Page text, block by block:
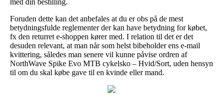
Foruden dette kan det anbefales at du er obs på de mest
betydningsfulde reglementer der kan have betydning for købet,
fx den returret e-shoppen kører med. I relation til det er det
desuden relevant, at man når som helst bibeholder ens e-mail
kvittering, således man senere vil kunne påvise ordren af
NorthWave Spike Evo MTB cykelsko – Hvid/Sort, uden hensyn
til om du skal købe gave til en kvinde eller mand.